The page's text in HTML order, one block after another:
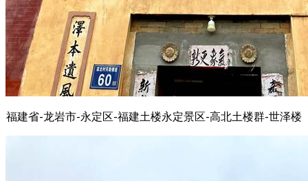
福建省-龙岩市-永定区-福建土楼永定景区-高北土楼群-世泽楼